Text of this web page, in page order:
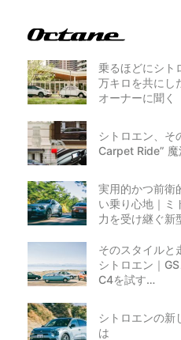
乗るほどにシト
万キロを共にし
オーナーに聞く
シトロエン、そ
Carpet Ride”
実用的かつ前衛
い乗り心地｜ミ
力を受け継ぐ新
そのスタイルと
シトロエン｜
C4を試す…
シトロエンの新
は